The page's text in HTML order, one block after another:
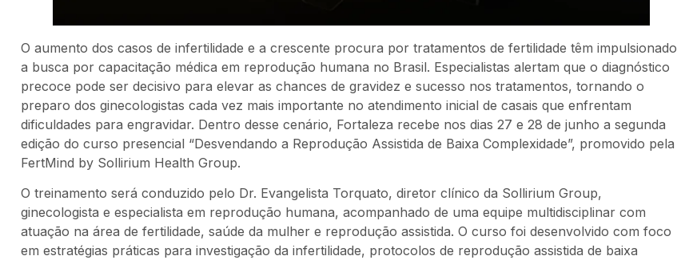
O aumento dos casos de infertilidade e a crescente procura por tratamentos de fertilidade têm impulsionado
a busca por capacitação médica em reprodução humana no Brasil. Especialistas alertam que o diagnóstico
precoce pode ser decisivo para elevar as chances de gravidez e sucesso nos tratamentos, tornando o
preparo dos ginecologistas cada vez mais importante no atendimento inicial de casais que enfrentam
dificuldades para engravidar. Dentro desse cenário, Fortaleza recebe nos dias 27 e 28 de junho a segunda
edição do curso presencial “Desvendando a Reprodução Assistida de Baixa Complexidade”, promovido pela
FertMind by Sollirium Health Group.
O treinamento será conduzido pelo Dr. Evangelista Torquato, diretor clínico da Sollirium Group,
ginecologista e especialista em reprodução humana, acompanhado de uma equipe multidisciplinar com
atuação na área de fertilidade, saúde da mulher e reprodução assistida. O curso foi desenvolvido com foco
em estratégias práticas para investigação da infertilidade, protocolos de reprodução assistida de baixa